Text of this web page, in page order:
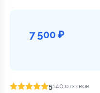
7 500 ₽
5140 отзывов